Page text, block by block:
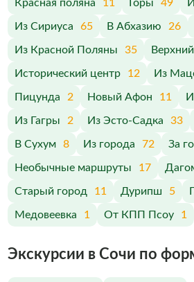
Красная поляна 11 Горы 49
Из Сириуса 65 В Абхазию 26
Из Красной Поляны 35
Исторический центр 12 Из
Пицунда 2 Новый Афон 11
Из Гагры 2 Из Эсто-Садка 33
В Сухум 8 Из города 72 За
Необычные маршруты 17
Старый город 11 Дурипш 5
Медовеевка 1 От КПП Псоу 1
Экскурсии в Сочи по